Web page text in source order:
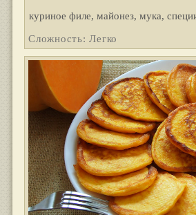
куриное филе, майонез, мука,
Сложность: Легко